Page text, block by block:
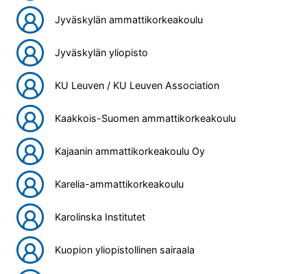
Jyväskylän ammattikorkeakoulu
Jyväskylän yliopisto
KU Leuven / KU Leuven Association
Kaakkois-Suomen ammattikorkeakoulu
Kajaanin ammattikorkeakoulu Oy
Karelia-ammattikorkeakoulu
Karolinska Institutet
Kuopion yliopistollinen sairaala